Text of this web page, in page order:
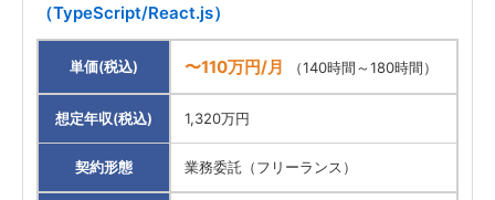
（TypeScript/React.js）
単価(税込) 〜110万円/月 （140時間～180時間）
想定年収(税込) 1,320万円
契約形態 業務委託（フリーランス）